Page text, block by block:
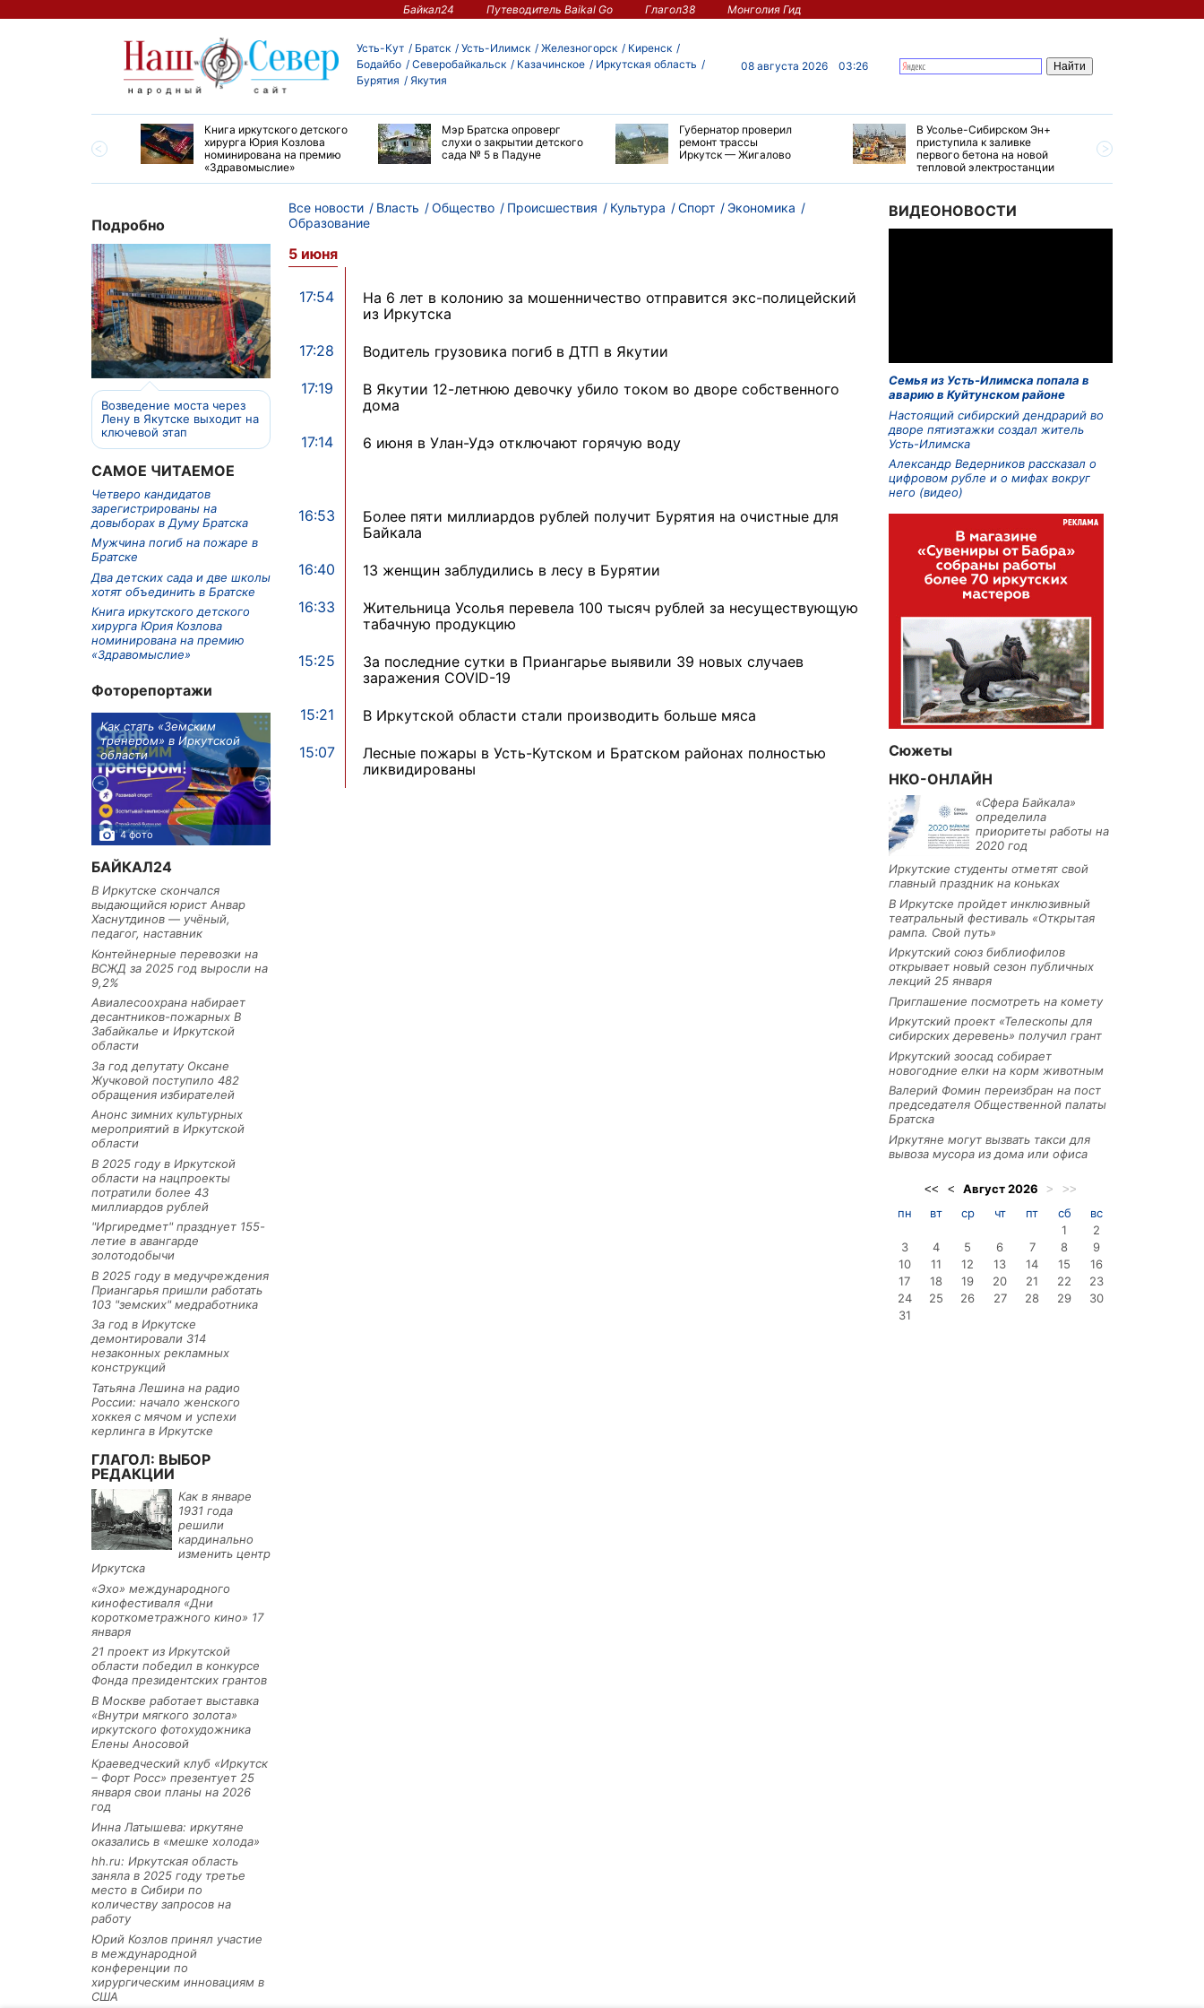
Байкал24 Путеводитель Baikal Go Глагол38 Монголия Гид
Усть-Кут Братск Усть-Илимск Железногорск
Киренск
Бодайбо
Северобайкальск Казачинское
Иркутская область
Бурятия
Якутия
08 августа 2026 03:26
большой эстафеты
Книга иркутского детского
хирурга Юрия Козлова
номинирована на премию
«Здравомыслие»
Мэр Братска опроверг
слухи о закрытии детского
сада № 5 в Падуне
Губернатор проверил
ремонт трассы
Иркутск — Жигалово
В Усолье-Сибирском Эн+
приступила к заливке
первого бетона на новой
тепловой электростанции
Подробно
Возведение моста через
Лену в Якутске выходит на
ключевой этап
САМОЕ ЧИТАЕМОЕ
Четверо кандидатов
зарегистрированы на
довыборах в Думу Братска
Мужчина погиб на пожаре в
Братске
Два детских сада и две школы
хотят объединить в Братске
Книга иркутского детского
хирурга Юрия Козлова
номинирована на премию
«Здравомыслие»
Фоторепортажи
Как стать «Земским
тренером» в Иркутской
области
4 фото
Три охотника за черемшой
районе
Льготный заём в 9
машиностроительное
предприятие из Иркутской
Как стать «Земским
области
БАЙКАЛ24
В Иркутске скончался
выдающийся юрист Анвар
Хаснутдинов — учёный,
педагог, наставник
Контейнерные перевозки на
ВСЖД за 2025 год выросли на
9,2%
Авиалесоохрана набирает
десантников-пожарных В
Забайкалье и Иркутской
области
За год депутату Оксане
Жучковой поступило 482
обращения избирателей
Анонс зимних культурных
мероприятий в Иркутской
области
В 2025 году в Иркутской
области на нацпроекты
потратили более 43
миллиардов рублей
"Иргиредмет" празднует 155-
летие в авангарде
золотодобычи
В 2025 году в медучреждения
Приангарья пришли работать
103 "земских" медработника
За год в Иркутске
демонтировали 314
незаконных рекламных
конструкций
Татьяна Лешина на радио
России: начало женского
хоккея с мячом и успехи
керлинга в Иркутске
ГЛАГОЛ: ВЫБОР
РЕДАКЦИИ
Как в январе
1931 года
решили
кардинально
изменить центр
Иркутска
«Эхо» международного
кинофестиваля «Дни
короткометражного кино» 17
января
21 проект из Иркутской
области победил в конкурсе
Фонда президентских грантов
В Москве работает выставка
«Внутри мягкого золота»
иркутского фотохудожника
Елены Аносовой
Краеведческий клуб «Иркутск
– Форт Росс» презентует 25
января свои планы на 2026
год
Инна Латышева: иркутяне
оказались в «мешке холода»
hh.ru: Иркутская область
заняла в 2025 году третье
место в Сибири по
количеству запросов на
работу
Юрий Козлов принял участие
в международной
конференции по
хирургическим инновациям в
США
Все новости Власть Общество Происшествия Культура Спорт
Экономика
Образование
5 июня
17:54
На 6 лет в колонию за мошенничество отправится экс-полицейский
из Иркутска
17:28 Водитель грузовика погиб в ДТП в Якутии
17:19
В Якутии 12-летнюю девочку убило током во дворе собственного
дома
17:14 6 июня в Улан-Удэ отключают горячую воду
16:53
Более пяти миллиардов рублей получит Бурятия на очистные для
Байкала
16:40 13 женщин заблудились в лесу в Бурятии
16:33
Жительница Усолья перевела 100 тысяч рублей за несуществующую
табачную продукцию
15:25
За последние сутки в Приангарье выявили 39 новых случаев
заражения COVID-19
15:21 В Иркутской области стали производить больше мяса
15:07
Лесные пожары в Усть-Кутском и Братском районах полностью
ликвидированы
ВИДЕОНОВОСТИ
Семья из Усть-Илимска попала в
аварию в Куйтунском районе
Настоящий сибирский дендрарий во
дворе пятиэтажки создал житель
Усть-Илимска
Александр Ведерников рассказал о
цифровом рубле и о мифах вокруг
него (видео)
Сюжеты
НКО-ОНЛАЙН
«Сфера Байкала»
определила
приоритеты работы на
2020 год
Иркутские студенты отметят свой
главный праздник на коньках
В Иркутске пройдет инклюзивный
театральный фестиваль «Открытая
рампа. Свой путь»
Иркутский союз библиофилов
открывает новый сезон публичных
лекций 25 января
Приглашение посмотреть на комету
Иркутский проект «Телескопы для
сибирских деревень» получил грант
Иркутский зоосад собирает
новогодние елки на корм животным
Валерий Фомин переизбран на пост
председателя Общественной палаты
Братска
Иркутяне могут вызвать такси для
вывоза мусора из дома или офиса
<< < Август2026 > >>
пн вт ср чт пт сб
вс
1
2
3
4 5 6 7 8
9
10
11 12 13 14 15
16
17
18 19 20 21 22
23
24
25 26 27 28 29
30
31